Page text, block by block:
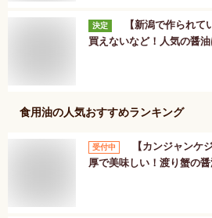
決定
【新潟で作られ
買えないなど！人気の醤油
食用油の人気おすすめランキング
受付中
【カンジャンケ
厚で美味しい！渡り蟹の